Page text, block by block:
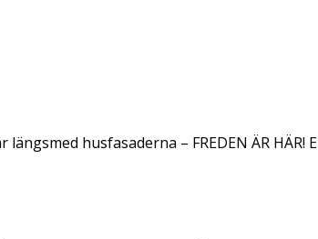
husfasaderna – FREDEN ÄR HÄR!